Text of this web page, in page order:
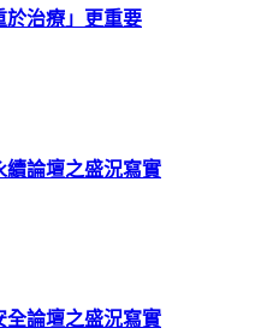
治療」更重要
續論壇之盛況寫實
全論壇之盛況寫實